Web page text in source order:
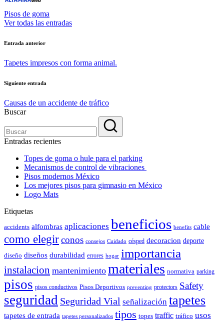
Pisos de goma
Ver todas las entradas
Navegación
de
Entrada anterior
Tapetes impresos con forma animal.
Siguiente entrada
Causas de un accidente de tráfico
Buscar
Entradas recientes
Topes de goma o hule para el parking
Mecanismos de control de vibraciones
Pisos modernos México
Los mejores pisos para gimnasio en México
Logo Mats
Etiquetas
accidents alfombras aplicaciones beneficios benefits cable
como elegirconos consejos Cuidado césped decoracion deporte
diseño diseños durabilidad errores hogar importancia
instalacion mantenimiento materiales normativa parking
pisos pisos conductivos Pisos Deportivos preventing protectors Safety
seguridad Seguridad Vial señalización tapetes
tapetes de entrada tapetes personalizados tipos topes traffic tráfico usos